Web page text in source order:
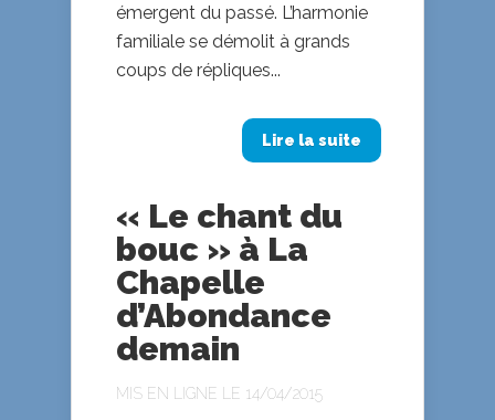
émergent du passé. L’harmonie
familiale se démolit à grands
coups de répliques...
Lire la suite
« Le chant du
bouc » à La
Chapelle
d’Abondance
demain
MIS EN LIGNE LE 14/04/2015